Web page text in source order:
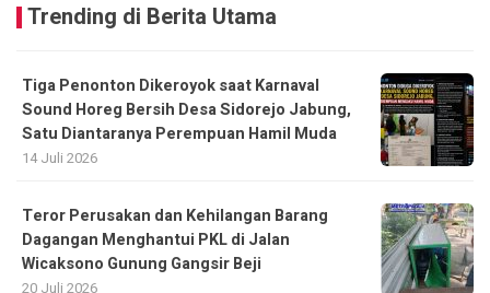
Trending di Berita Utama
Tiga Penonton Dikeroyok saat Karnaval
Sound Horeg Bersih Desa Sidorejo Jabung,
Satu Diantaranya Perempuan Hamil Muda
14 Juli 2026
Teror Perusakan dan Kehilangan Barang
Dagangan Menghantui PKL di Jalan
Wicaksono Gunung Gangsir Beji
20 Juli 2026